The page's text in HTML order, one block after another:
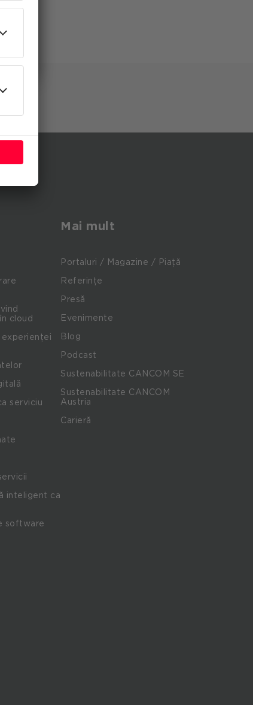
cloud
experienței
serviciu
inteligent ca
software
Mai mult
Portaluri / Magazine / Piață
Referințe
Presă
Evenimente
Blog
Podcast
Sustenabilitate CANCOM SE
Sustenabilitate CANCOM
Austria
Carieră